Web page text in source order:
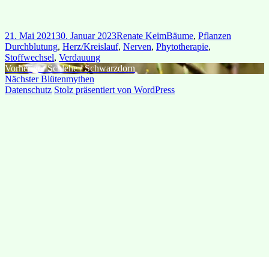
Veröffentlicht
am
21. Mai 202130. Januar 2023Autor
Renate KeimKategorien
Bäume, Pflanzen
Durchblutung, Herz/Kreislauf, Nerven, Phytotherapie,
Stoffwechsel, Verdauung
Beitragsnavigation
VorherigerVorheriger
Beitrag:
Schlehe / Schwarzdorn
Nächster Nächster
Beitrag:
Blütenmythen
Datenschutz Stolz präsentiert von WordPress